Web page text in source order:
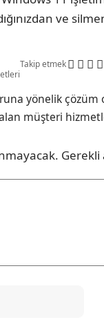
ve
Takip etmek
yönelik
alan müşteri